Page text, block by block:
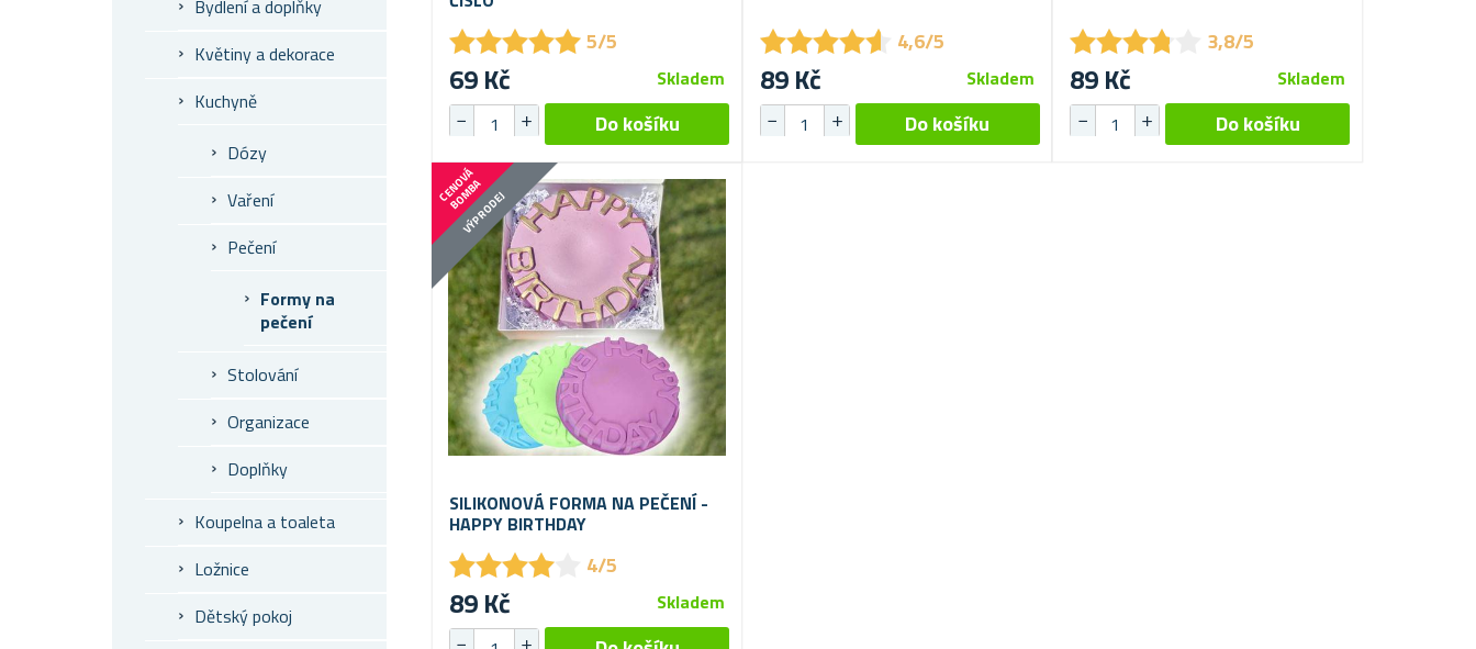
Bydlení a doplňky
Květiny a dekorace
Kuchyně
Dózy
Vaření
Pečení
Formy na
pečení
Stolování
Organizace
Doplňky
Koupelna a toaleta
Ložnice
Dětský pokoj
★★★★★
★★★★★5/5
69 Kč Skladem
★★★★★
★★★★★ 4,6/5
89 Kč Skladem
★★★★
★★★★ 3,8/5
89 Kč Skladem
C
E
N
O
V
Á
B
O
M
B
A
VÝPRODEJ
SILIKONOVÁ FORMA NA PEČENÍ -
HAPPY BIRTHDAY
★★★★
★★★★ 4/5
89 Kč Skladem